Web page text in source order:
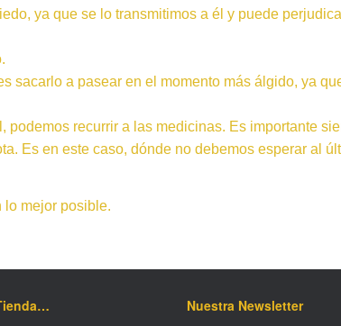
ya que se lo transmitimos a él y puede
sacarlo a pasear en el momento más álgido, ya
recurrir a las medicinas. Es importante
Es en este caso, dónde no debemos esperar al
lo mejor posible.
Nuestra Newsletter